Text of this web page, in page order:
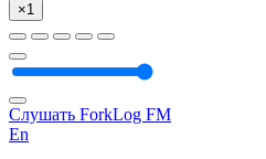
×1
Слушать ForkLog FM
En